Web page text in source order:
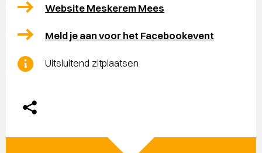
Website Meskerem Mees
Meld je aan voor het Facebookevent
Uitsluitend zitplaatsen